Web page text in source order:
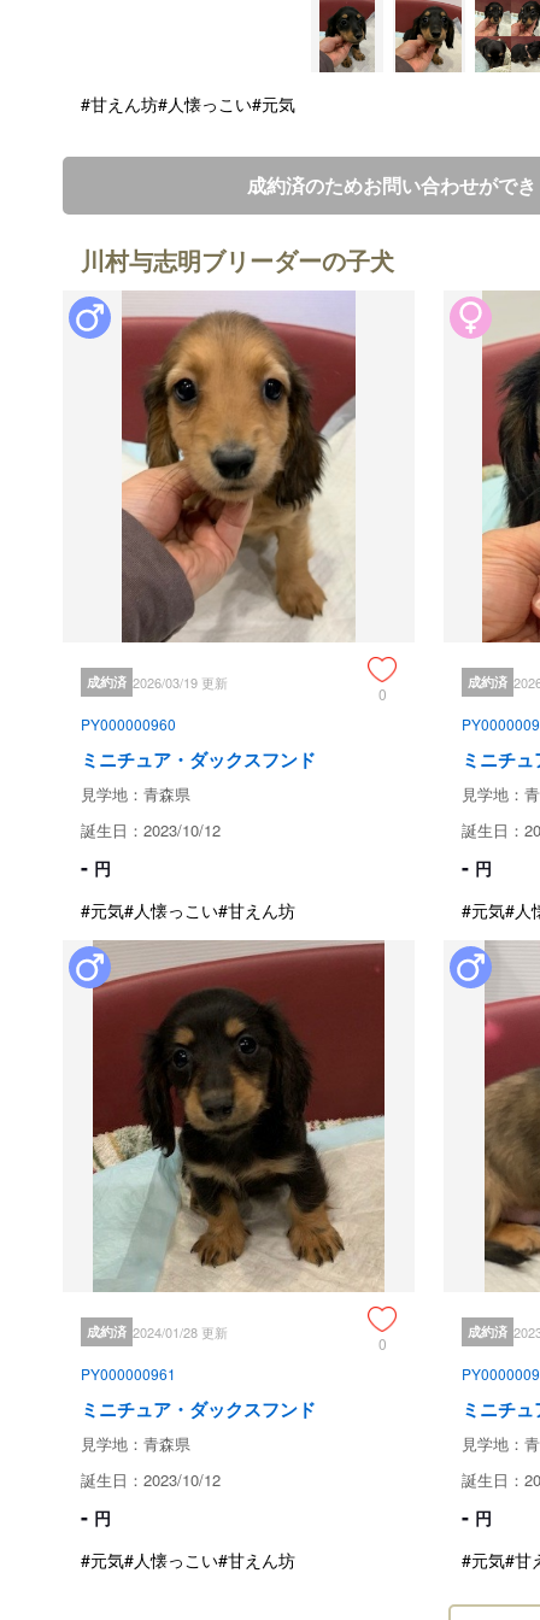
#甘えん坊#人懐っこい#元気
成約済のためお問い合わせがで
川村与志明ブリーダーの子犬
成約済 2026/03/19 更新
0
PY000000960
ミニチュア・ダックスフンド
見学地：青森県
誕生日：2023/10/12
- 円
#元気#人懐っこい#甘えん坊
成約済
ミニチ
見学地：
誕生日：
- 円
#元気#人
成約済 2024/01/28 更新
0
PY000000961
ミニチュア・ダックスフンド
見学地：青森県
誕生日：2023/10/12
- 円
#元気#人懐っこい#甘えん坊
成約済
ミニチ
見学地：
誕生日：
- 円
#元気#甘